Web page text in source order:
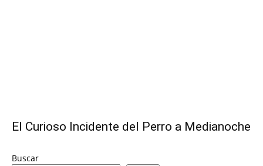
El Curioso Incidente del Perro a Medianoche
Buscar